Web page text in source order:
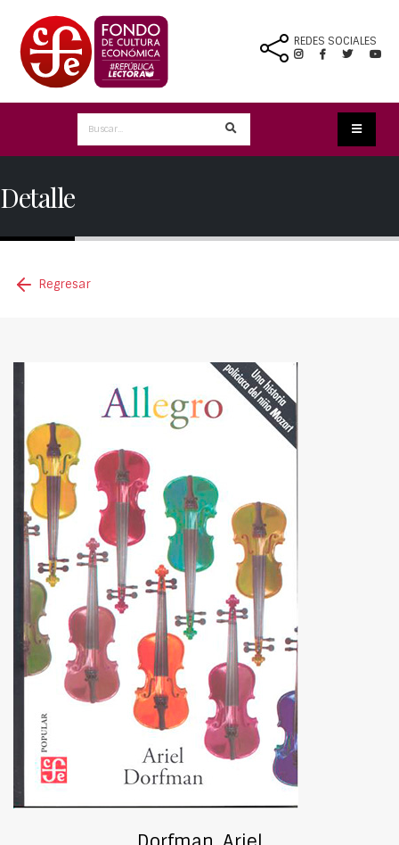
REDES SOCIALES
Detalle
Regresar